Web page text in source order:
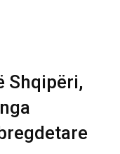
Shqipëri,